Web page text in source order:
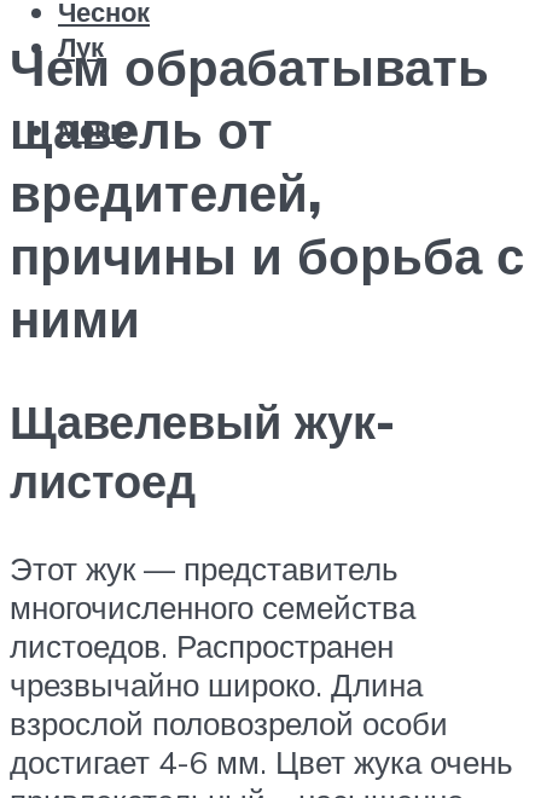
Чеснок
Лук
Меню
Чем обрабатывать
щавель от
вредителей,
причины и борьба с
ними
Щавелевый жук-
листоед
Этот жук — представитель
многочисленного семейства
листоедов. Распространен
чрезвычайно широко. Длина
взрослой половозрелой особи
достигает 4-6 мм. Цвет жука очень